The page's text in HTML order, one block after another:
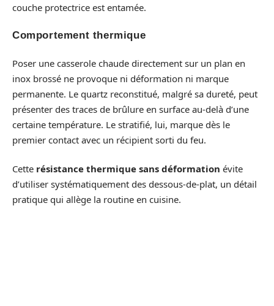
couche protectrice est entamée.
Comportement thermique
Poser une casserole chaude directement sur un plan en
inox brossé ne provoque ni déformation ni marque
permanente. Le quartz reconstitué, malgré sa dureté, peut
présenter des traces de brûlure en surface au-delà d’une
certaine température. Le stratifié, lui, marque dès le
premier contact avec un récipient sorti du feu.
Cette résistance thermique sans déformation évite
d’utiliser systématiquement des dessous-de-plat, un détail
pratique qui allège la routine en cuisine.